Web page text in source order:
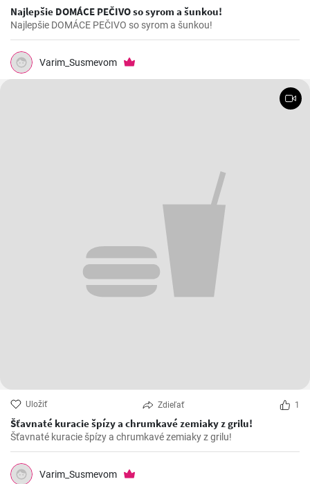
Najlepšie DOMÁCE PEČIVO so syrom a šunkou!
Najlepšie DOMÁCE PEČIVO so syrom a šunkou!
Varim_Susmevom
Uložiť Zdieľať 1
Šťavnaté kuracie špízy a chrumkavé zemiaky z grilu!
Šťavnaté kuracie špízy a chrumkavé zemiaky z grilu!
Varim_Susmevom